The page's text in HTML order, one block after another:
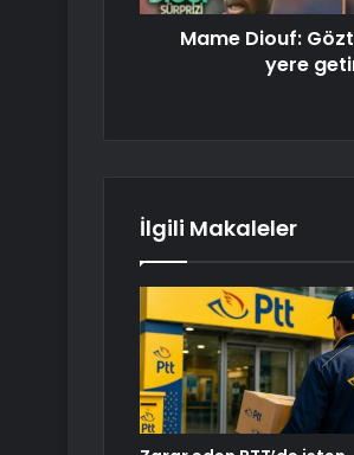
Mame Diouf:
yere
İlgili Makaleler